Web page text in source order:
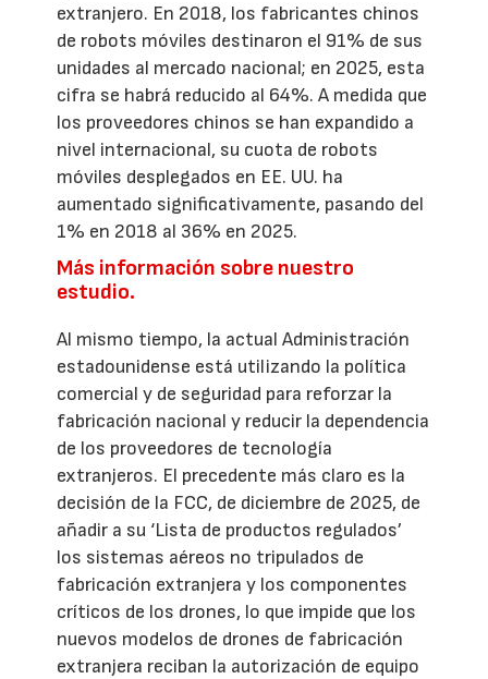
extranjero. En 2018, los fabricantes chinos
de robots móviles destinaron el 91% de sus
unidades al mercado nacional; en 2025, esta
cifra se habrá reducido al 64%. A medida que
los proveedores chinos se han expandido a
nivel internacional, su cuota de robots
móviles desplegados en EE. UU. ha
aumentado significativamente, pasando del
1% en 2018 al 36% en 2025.
Más información sobre nuestro
estudio.
Al mismo tiempo, la actual Administración
estadounidense está utilizando la política
comercial y de seguridad para reforzar la
fabricación nacional y reducir la dependencia
de los proveedores de tecnología
extranjeros. El precedente más claro es la
decisión de la FCC, de diciembre de 2025, de
añadir a su ‘Lista de productos regulados’
los sistemas aéreos no tripulados de
fabricación extranjera y los componentes
críticos de los drones, lo que impide que los
nuevos modelos de drones de fabricación
extranjera reciban la autorización de equipo